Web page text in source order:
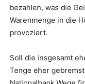
bezahlen, was die
Warenmenge in die
provoziert.
Soll die insgesamt
Tenge eher